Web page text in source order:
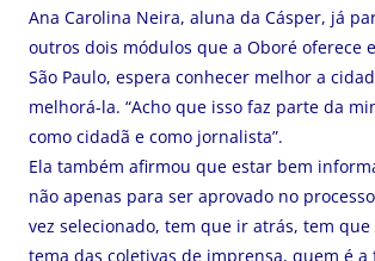
Ana Carolina Neira, aluna da Cásper, já
outros dois módulos que a Oboré oferece
São Paulo, espera conhecer melhor a
melhorá-la. “Acho que isso faz parte da
como cidadã e como jornalista”.
Ela também afirmou que estar bem
não apenas para ser aprovado no
vez selecionado, tem que ir atrás, tem
tema das coletivas de imprensa, quem é